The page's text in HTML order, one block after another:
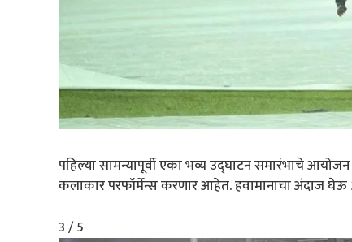
पहिल्या सामन्यापूर्वी एका भव्य उद्घाटन समारंभाचे
कलाकार परफॉर्मेन्स करणार आहेत. हवामानाचा अंदाज
3 / 5